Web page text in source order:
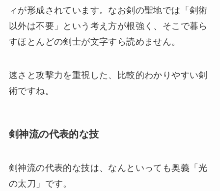
ィが形成されています。なお剣の聖地では「剣術
以外は不要」という考え方が根強く、そこで暮ら
すほとんどの剣士が文字すら読めません。
速さと攻撃力を重視した、比較的わかりやすい剣
術ですね。
剣神流の代表的な技
剣神流の代表的な技は、なんといっても奥義「光
の太刀」です。